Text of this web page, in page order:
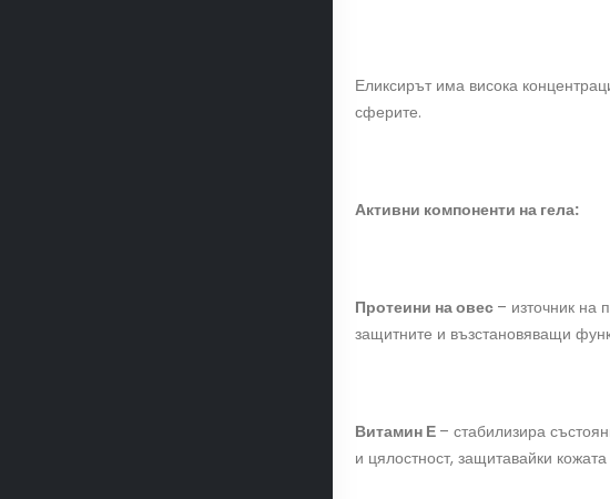
Еликсирът има висока
сферите.
Активни компоненти на гела:
Протеини наовес – източник на
защитните и възстановяващи
Витамин Е – стабилизира
и цялостност, защитавайки